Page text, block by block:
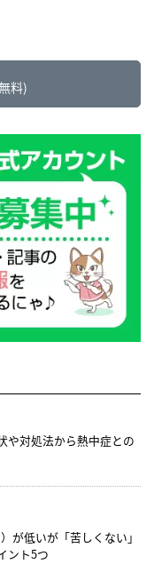
料)
や対処法から熱中症との
が低いが「苦しくない」
ント5つ